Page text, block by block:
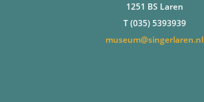
1251 BS Laren
T (035) 5393939
museum@singerlaren.nl